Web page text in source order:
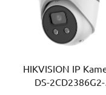
HIKVISION IP
DS-2CD2386G2-